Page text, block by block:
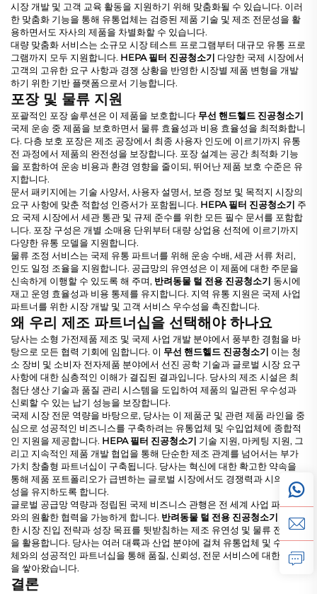
시장 개발 및 고객 교육 활동을 지원하기 위해 맞춤화될 수 있습니다. 이러
한 맞춤화 기능을 통해 유통업체는 검증된 제품 기술 및 제조 전문성을 활
용하면서도 자사의 제품을 차별화할 수 있습니다.
대량 맞춤화 서비스는 소규모 시장 테스트 프로그램부터 대규모 유통 프로
그램까지 모두 지원합니다. HEPA 필터 진공청소기 다양한 국제 시장에서
고객의 고유한 요구 사항과 경쟁 상황을 반영한 시장별 제품 변형을 개발
하기 위한 기반 플랫폼으로서 기능합니다.
포장 및 물류 지원
포괄적인 포장 솔루션은 이 제품을 보호합니다 무선 핸드헬드 진공청소기
국제 운송 중 제품을 보호하면서 물류 효율성과 비용 효율성을 최적화합니
다. 다층 보호 포장은 제조 공장에서 최종 사용자 인도에 이르기까지 유통
전 과정에서 제품의 완전성을 보장합니다. 포장 설계는 공간 최적화 기능
을 포함하여 운송 비용과 환경 영향을 줄이되, 뛰어난 제품 보호 수준은 유
지합니다.
문서 패키지에는 기술 사양서, 사용자 설명서, 보증 정보 및 목적지 시장의
요구 사항에 맞춘 적합성 인증서가 포함됩니다. HEPA 필터 진공청소기 주
요 국제 시장에서 세관 통관 및 규제 준수를 위한 모든 필수 문서를 포함합
니다. 포장 구성은 개별 소매용 단위부터 대량 상업용 선적에 이르기까지
다양한 유통 모델을 지원합니다.
물류 조정 서비스는 국제 유통 파트너를 위해 운송 수배, 세관 서류 처리,
인도 일정 조율을 지원합니다. 공급망의 유연성은 이 제품에 대한 주문을
신속하게 이행할 수 있도록 해 주며, 반려동물 털 전용 진공청소기 동시에
재고 운영 효율성과 비용 통제를 유지합니다. 지역 유통 지원은 국제 사업
파트너를 위한 시장 개발 및 고객 서비스 우수성을 촉진합니다.
왜 우리 제조 파트너십을 선택해야 하나요
당사는 소형 가전제품 제조 및 국제 사업 개발 분야에서 풍부한 경험을 바
탕으로 모든 협력 기회에 임합니다. 이 무선 핸드헬드 진공청소기 이는 청
소 장비 및 소비자 전자제품 분야에서 선진 공학 기술과 글로벌 시장 요구
사항에 대한 심층적인 이해가 결집된 결과입니다. 당사의 제조 시설은 최
첨단 생산 기술과 품질 관리 시스템을 도입하여 제품의 일관된 우수성과
신뢰할 수 있는 납기 성능을 보장합니다.
국제 시장 전문 역량을 바탕으로, 당사는 이 제품군 및 관련 제품 라인을 중
심으로 성공적인 비즈니스를 구축하려는 유통업체 및 수입업체에 종합적
인 지원을 제공합니다. HEPA 필터 진공청소기 기술 지원, 마케팅 지원, 그
리고 지속적인 제품 개발 협업을 통해 단순한 제조 관계를 넘어서는 부가
가치 창출형 파트너십이 구축됩니다. 당사는 혁신에 대한 확고한 약속을
통해 제품 포트폴리오가 급변하는 글로벌 시장에서도 경쟁력과 시의 적절
성을 유지하도록 합니다.
글로벌 공급망 역량과 정립된 국제 비즈니스 관행은 전 세계 사업 파트너
와의 원활한 협력을 가능하게 합니다. 반려동물 털 전용 진공청소기
다양
한 시장 진입 전략과 성장 목표를 뒷받침하는 제조 유연성 및 물류 전문성
을 활용합니다. 당사는 여러 대륙과 산업 분야에 걸쳐 유통업체 및 수입업
체와의 성공적인 파트너십을 통해 품질, 신뢰성, 전문 서비스에 대한 명성
을 쌓아왔습니다.
결론